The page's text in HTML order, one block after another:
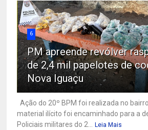
6
PM apreende revólver
de 2,4 mil papelotes de
Nova Iguaçu
Ação do 20º BPM foi realizada no
material ilícito foi encaminhado para a
Policiais militares do 2...
Leia Mais